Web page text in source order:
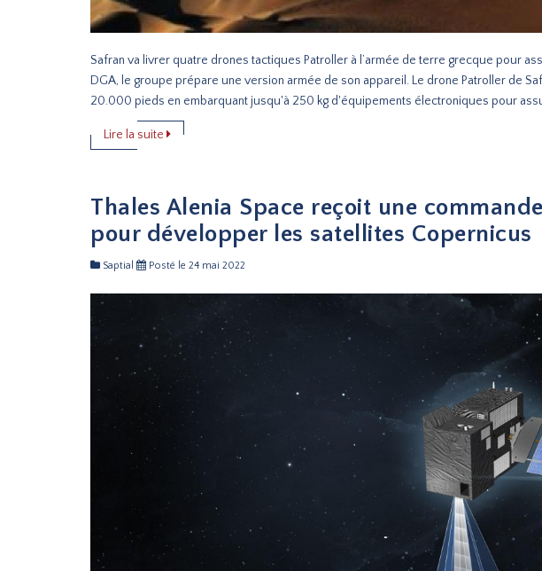
Safran va livrer quatre drones tactiques Patroller à l’armée de terre grecque pour
DGA, le groupe prépare une version armée de son appareil. Le drone Patroller de
20.000 pieds en embarquant jusqu'à 250 kg d'équipements électroniques pour
Lire la suite
Thales Alenia Space reçoit une
pour développer les satellites Copernicus
Saptial Posté le 24 mai 2022